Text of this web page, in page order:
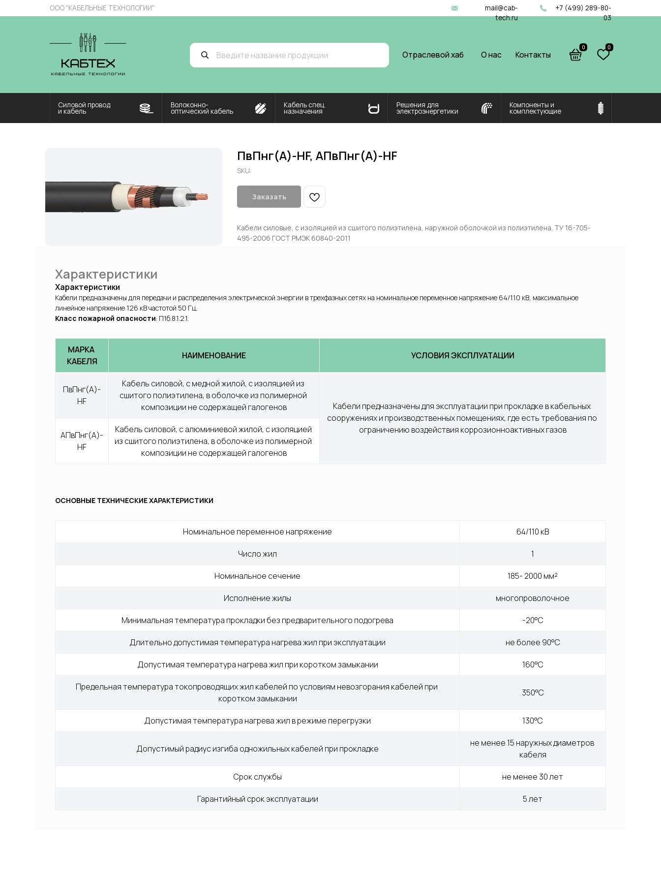
ООО "КАБЕЛЬНЫЕ ТЕХНОЛОГИИ"
+7 (499) 289-80-
03
mail@cab-
tech.ru
Отраслевой хаб
Введите название продукции
Силовой провод Волоконно- Кабель спец. Решения для Компоненты и
ПвПнг(А)-HF, АПвПнг(А)-HF
SKU:
Заказать
Кабели силовые, с изоляцией из сшитого полиэтилена, наружной оболочкой из полиэтилена. ТУ 16-705-
495-2006 ГОСТ РМЭК 60840-2011
Характеристики
Характеристики
Кабели предназначены для передачи и распределения электрической энергии в трехфазных сетях на номинальное переменное напряжение 64/110 кВ, максимальное
линейное напряжение 126 кВ частотой 50 Гц.
Класс пожарной опасности: П1б.8.1.2.1.
МАРКА
КАБЕЛЯ
НАИМЕНОВАНИЕ УСЛОВИЯ ЭКСПЛУАТАЦИИ
ПвПнг(А)-
HF
Кабель силовой, с медной жилой, с изоляцией из
сшитого полиэтилена, в оболочке из полимерной
композиции не содержащей галогенов
Кабели предназначены для эксплуатации при прокладке в кабельных
сооружениях и производственных помещениях, где есть требования по
ограничению воздействия коррозионноактивных газов
АПвПнг(А)-
HF
Кабель силовой, с алюминиевой жилой, с изоляцией
из сшитого полиэтилена, в оболочке из полимерной
композиции не содержащей галогенов
ОСНОВНЫЕ ТЕХНИЧЕСКИЕ ХАРАКТЕРИСТИКИ
Номинальное переменное напряжение 64/110 кВ
Число жил 1
Номинальное сечение 185- 2000 мм²
Исполнение жилы многопроволочное
Минимальная температура прокладки без предварительного подогрева -20°С
Длительно допустимая температура нагрева жил при эксплуатации не более 90°С
Допустимая температура нагрева жил при коротком замыкании 160°С
Предельная температура токопроводящих жил кабелей по условиям невозгорания кабелей при
коротком замыкании
350°С
Допустимая температура нагрева жил в режиме перегрузки 130°С
Допустимый радиус изгиба одножильных кабелей при прокладке
не менее 15 наружных диаметров
кабеля
Срок службы не менее 30 лет
Гарантийный срок эксплуатации 5 лет